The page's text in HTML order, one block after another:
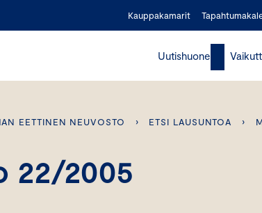
Kauppakamarit
Uutishuone
EETTINEN NEUVOSTO › ETSI LAUSUNTOA ›
22/2005